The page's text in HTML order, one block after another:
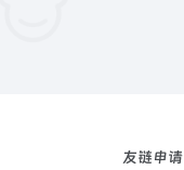
友链申请